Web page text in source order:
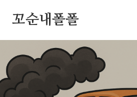
꼬순내폴폴